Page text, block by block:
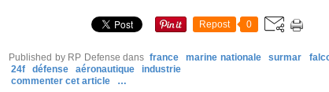
Repost 0
Published by RP Defense dans france marine nationale surmar
24f
défense aéronautique
industrie
commenter cet article
…